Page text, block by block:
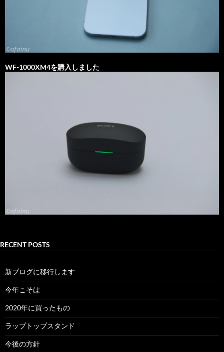
WF-1000XM4を購入しました
RECENT POSTS
新ブログに移行します
今年こそは
2020年に買ったもの
ラップトップスタンド
今後の方針